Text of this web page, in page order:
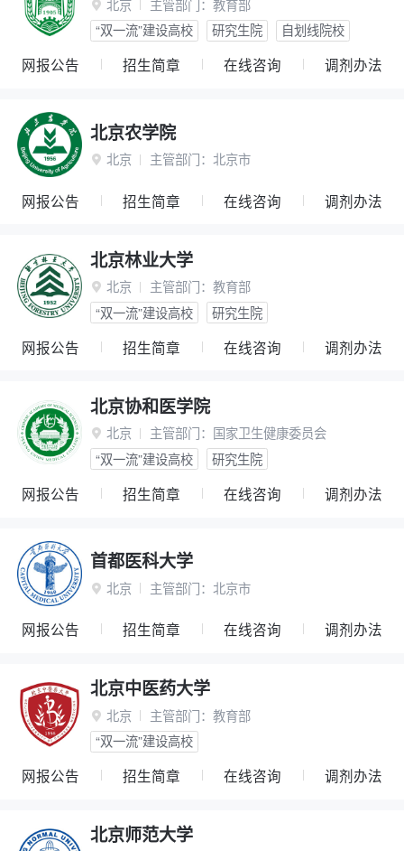
 北京 主管部门： 教育部
“双一流”建设高校
研究生院 自划线院校
网报公告 招生简章 在线咨询 调剂办法
北京农学院
 北京 主管部门： 北京市
网报公告 招生简章 在线咨询 调剂办法
北京林业大学
 北京 主管部门： 教育部
“双一流”建设高校
研究生院
网报公告 招生简章 在线咨询 调剂办法
北京协和医学院
 北京 主管部门： 国家卫生健康委员会
“双一流”建设高校
研究生院
网报公告 招生简章 在线咨询 调剂办法
首都医科大学
 北京 主管部门： 北京市
网报公告 招生简章 在线咨询 调剂办法
北京中医药大学
 北京 主管部门： 教育部
“双一流”建设高校
网报公告 招生简章 在线咨询 调剂办法
北京师范大学